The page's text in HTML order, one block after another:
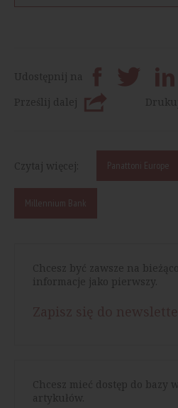
Udostępnij na
Prześlij dalej
Czytaj więcej: Panattoni Europe
Millennium Bank
Chcesz być zawsze na
informacje jako pierwszy.
Chcesz mieć dostęp do bazy
artykułów.